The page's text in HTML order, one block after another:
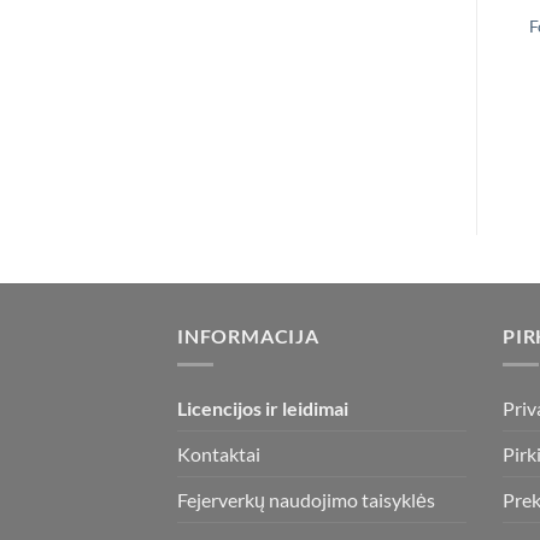
INFORMACIJA
Licencijos ir leidimai
Kontaktai
Fejerverkų naudojimo taisyklės